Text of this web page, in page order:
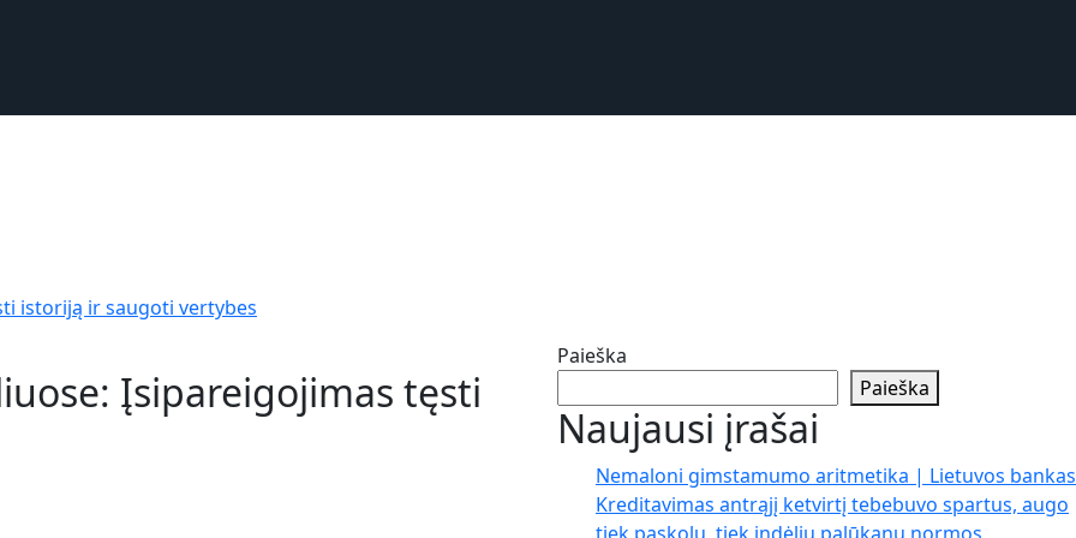
istoriją ir saugoti vertybes
Įsipareigojimas tęsti
Paieška
Paieška
Naujausi įrašai
Nemaloni gimstamumo aritmetika | Lietuvos bankas
Kreditavimas antrąjį ketvirtį tebebuvo spartus, augo